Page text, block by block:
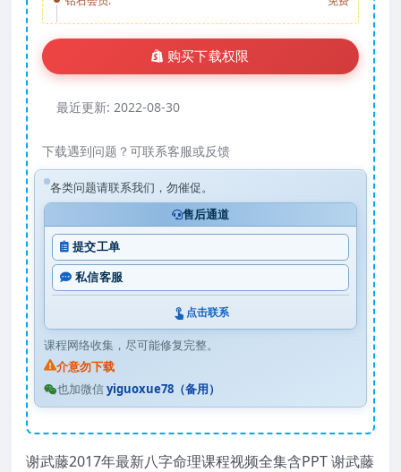
购买下载权限
最近更新: 2022-08-30
下载遇到问题？可联系客服或反馈
各类问题请联系我们，勿催促。
售后通道
提交工单
私信客服
点击联系
课程网络收集，尽可能修复完整。
介意勿下载
也加微信yiguoxue78（备用）
谢武藤2017年最新八字命理课程视频全集含PPT 谢武藤